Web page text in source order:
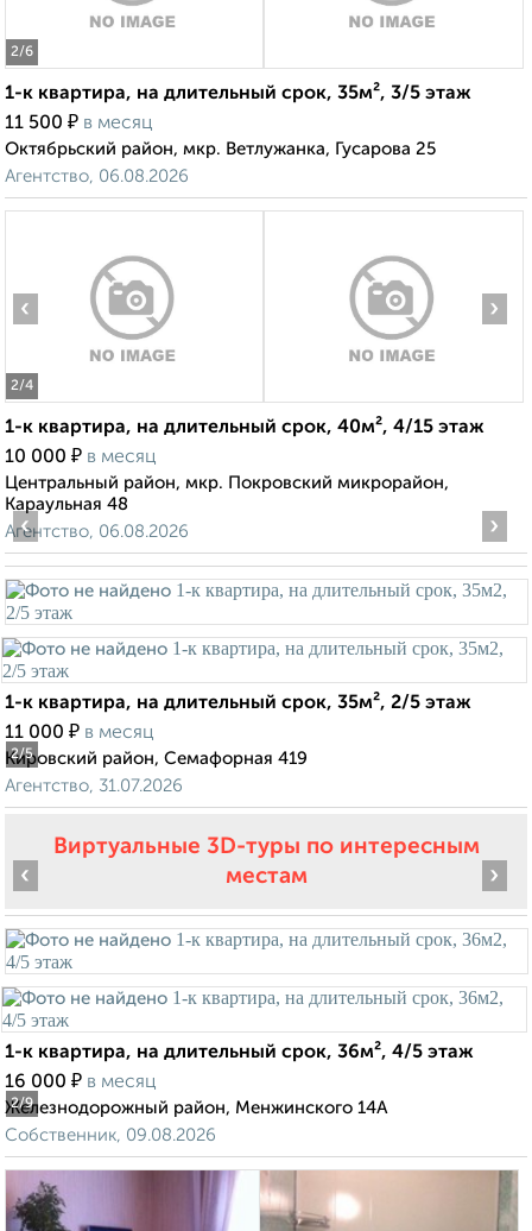
2/6
1-к квартира, на длительный срок, 35м², 3/5 этаж
11 500 ₽ в месяц
Октябрьский район, мкр. Ветлужанка, Гусарова 25
Агентство, 06.08.2026
2/4
‹ ›
1-к квартира, на длительный срок, 40м², 4/15 этаж
10 000 ₽ в месяц
Центральный район, мкр. Покровский микрорайон,
Караульная 48
Агентство, 06.08.2026
2/5
‹ ›
1-к квартира, на длительный срок, 35м², 2/5 этаж
11 000 ₽ в месяц
Кировский район, Семафорная 419
Агентство, 31.07.2026
Виртуальные 3D-туры по интересным
местам
2/9
‹ ›
1-к квартира, на длительный срок, 36м², 4/5 этаж
16 000 ₽ в месяц
Железнодорожный район, Менжинского 14А
Собственник, 09.08.2026